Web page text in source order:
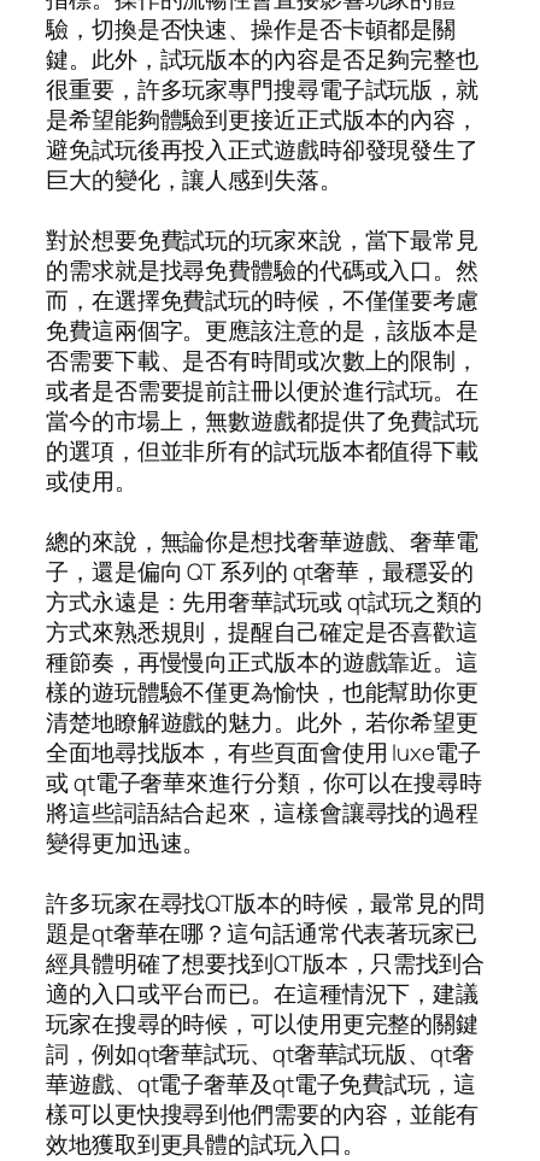
驗，切換是否快速、操作是否卡頓都是關
鍵。此外，試玩版本的內容是否足夠完整也
很重要，許多玩家專門搜尋電子試玩版，就
是希望能夠體驗到更接近正式版本的內容，
避免試玩後再投入正式遊戲時卻發現發生了
巨大的變化，讓人感到失落。
對於想要免費試玩的玩家來說，當下最常見
的需求就是找尋免費體驗的代碼或入口。然
而，在選擇免費試玩的時候，不僅僅要考慮
免費這兩個字。更應該注意的是，該版本是
否需要下載、是否有時間或次數上的限制，
或者是否需要提前註冊以便於進行試玩。在
當今的市場上，無數遊戲都提供了免費試玩
的選項，但並非所有的試玩版本都值得下載
或使用。
總的來說，無論你是想找奢華遊戲、奢華電
子，還是偏向 QT 系列的 qt奢華，最穩妥的
方式永遠是：先用奢華試玩或 qt試玩之類的
方式來熟悉規則，提醒自己確定是否喜歡這
種節奏，再慢慢向正式版本的遊戲靠近。這
樣的遊玩體驗不僅更為愉快，也能幫助你更
清楚地瞭解遊戲的魅力。此外，若你希望更
全面地尋找版本，有些頁面會使用 luxe電子
或 qt電子奢華來進行分類，你可以在搜尋時
將這些詞語結合起來，這樣會讓尋找的過程
變得更加迅速。
許多玩家在尋找QT版本的時候，最常見的問
題是qt奢華在哪？這句話通常代表著玩家已
經具體明確了想要找到QT版本，只需找到合
適的入口或平台而已。在這種情況下，建議
玩家在搜尋的時候，可以使用更完整的關鍵
詞，例如qt奢華試玩、qt奢華試玩版、qt奢
華遊戲、qt電子奢華及qt電子免費試玩，這
樣可以更快搜尋到他們需要的內容，並能有
效地獲取到更具體的試玩入口。